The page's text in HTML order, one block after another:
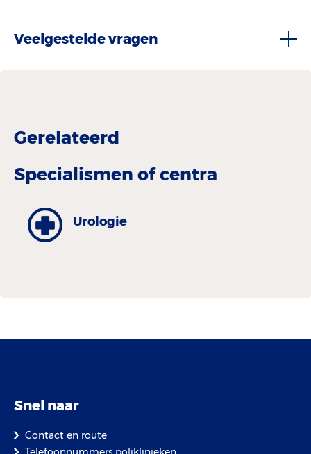
Veelgestelde vragen
Gerelateerd
Specialismen of centra
Urologie
Snel naar
Contact en route